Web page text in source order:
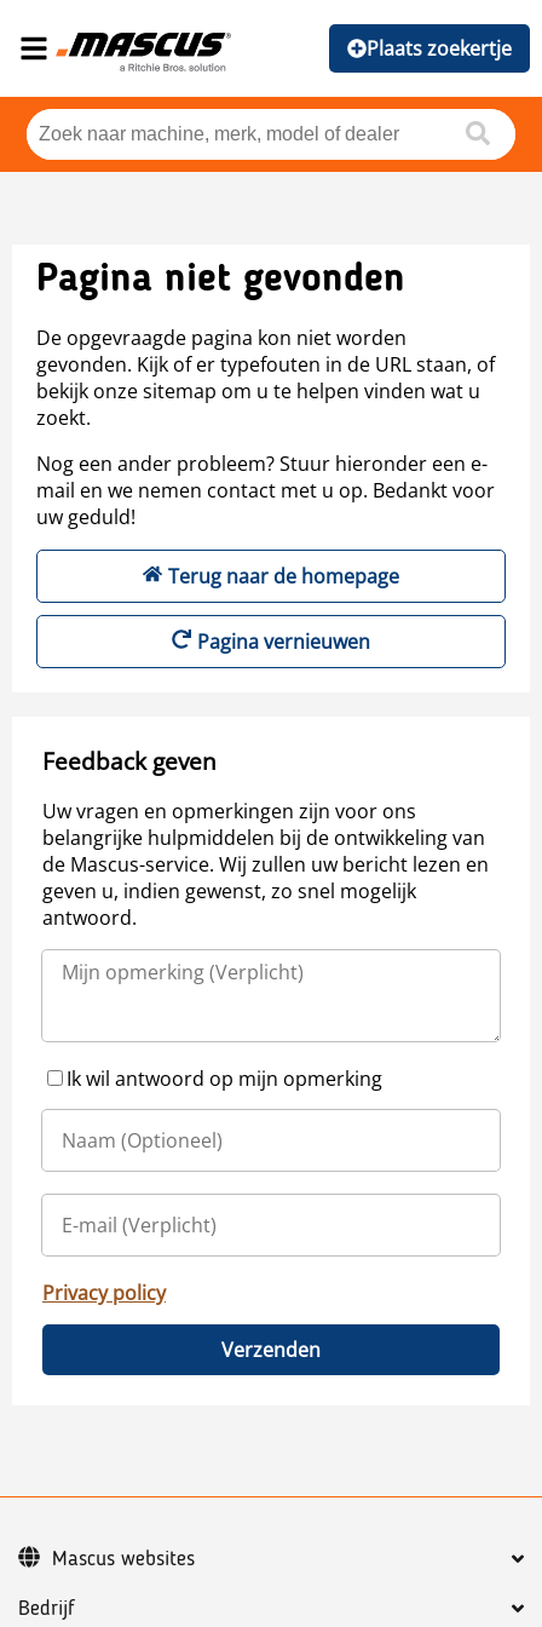
Plaats zoekertje
Pagina niet gevonden
De opgevraagde pagina kon niet worden
gevonden. Kijk of er typefouten in de URL staan, of
bekijk onze sitemap om u te helpen vinden wat u
zoekt.
Nog een ander probleem? Stuur hieronder een e-
mail en we nemen contact met u op. Bedankt voor
uw geduld!
Terug naar de homepage
Pagina vernieuwen
Feedback geven
Uw vragen en opmerkingen zijn voor ons
belangrijke hulpmiddelen bij de ontwikkeling van
de Mascus-service. Wij zullen uw bericht lezen en
geven u, indien gewenst, zo snel mogelijk
antwoord.
Ik wil antwoord op mijn opmerking
Privacy policy
Verzenden
Bedrijf
Mascus websites